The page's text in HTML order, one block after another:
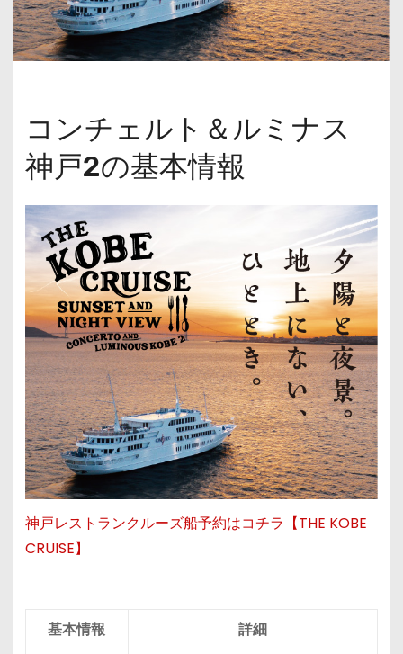
コンチェルト＆ルミナス
神戸2の基本情報
神戸レストランクルーズ船予約はコチラ【THE KOBE
CRUISE】
基本情報
詳細